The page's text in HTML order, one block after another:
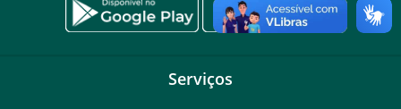
Serviços